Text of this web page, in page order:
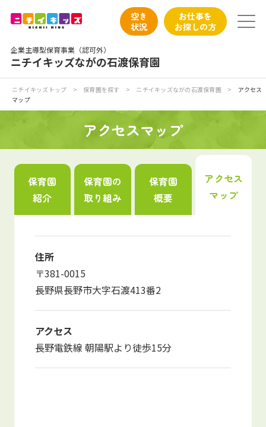
企業主導型保育事業（認可外）
ニチイキッズながの石渡保育園
空き
状況
お仕事を
お探しの方
ニチイが大切にしていること
保育園見学
入園の概要
写真販売サービス
お仕事をお探しの方
よくあるご質問
ニチイキッズトップ > 保育園を探す > ニチイキッズながの石渡保育園 >
アクセス
マップ
アクセスマップ
保育園
紹介
保育園の
取り組み
保育園
概要
アクセス
マップ
住所
〒381-0015
長野県長野市大字石渡413番2
アクセス
長野電鉄線 朝陽駅より徒歩15分